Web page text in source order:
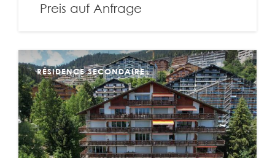
Preis auf Anfrage
RÉSIDENCE SECONDAIRE